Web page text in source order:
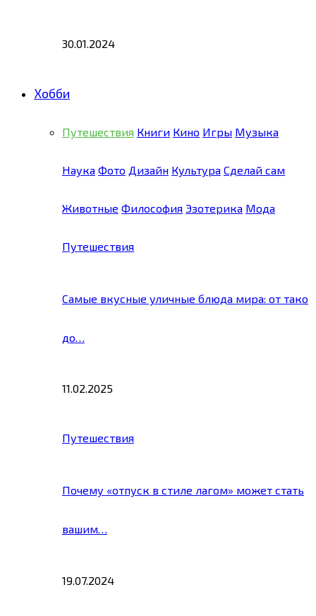
30.01.2024
Хобби
Путешествия Книги Кино Игры Музыка
Наука Фото Дизайн Культура Сделай сам
Животные Философия Эзотерика Мода
Путешествия
Самые вкусные уличные блюда мира: от тако
до…
11.02.2025
Путешествия
Почему «отпуск в стиле лагом» может стать
вашим…
19.07.2024